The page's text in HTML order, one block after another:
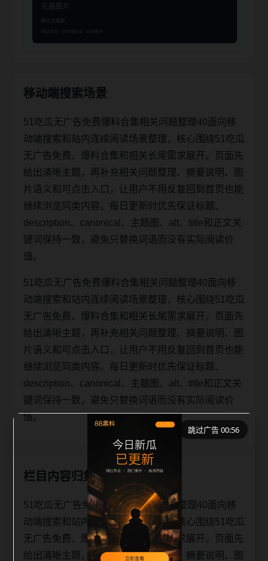
移动端搜索场景
51吃瓜无广告免费爆料合集相关问题整理40面向移
动端搜索和站内连续阅读场景整理，核心围绕51吃瓜
无广告免费、爆料合集和相关长尾需求展开。页面先
给出清晰主题，再补充相关问题整理、摘要说明、图
片语义和可点击入口，让用户不用反复回到首页也能
继续浏览同类内容。每日更新时优先保证标题、
description、canonical、主题图、alt、title和正文关
键词保持一致，避免只替换词语而没有实际阅读价
值。
51吃瓜无广告免费爆料合集相关问题整理40面向移
动端搜索和站内连续阅读场景整理，核心围绕51吃瓜
无广告免费、爆料合集和相关长尾需求展开。页面先
给出清晰主题，再补充相关问题整理、摘要说明、图
片语义和可点击入口，让用户不用反复回到首页也能
继续浏览同类内容。每日更新时优先保证标题、
description、canonical、主题图、alt、title和正文关
键词保持一致，避免只替换词语而没有实际阅读价
值。
栏目内容归集
51吃瓜无广告免费爆料合集相关问题整理40面向移
动端搜索和站内连续阅读场景整理，核心围绕51吃瓜
无广告免费、爆料合集和相关长尾需求展开。页面先
给出清晰主题，再补充相关问题整理、摘要说明、图
跳过广告 00:56